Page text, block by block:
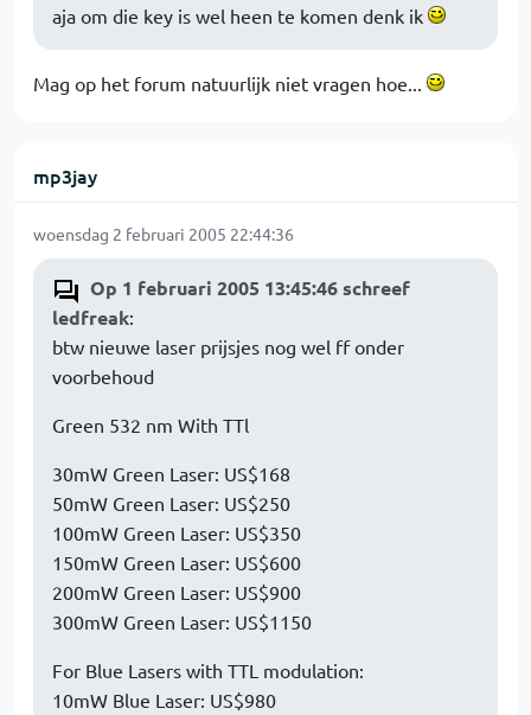
aja om die key is wel heen te komen denk ik
Mag op het forum natuurlijk niet vragen hoe...
mp3jay
woensdag 2 februari 2005 22:44:36
Op 1 februari 2005 13:45:46 schreef
ledfreak:
btw nieuwe laser prijsjes nog wel ff onder
voorbehoud
Green 532 nm With TTl
30mW Green Laser: US$168
50mW Green Laser: US$250
100mW Green Laser: US$350
150mW Green Laser: US$600
200mW Green Laser: US$900
300mW Green Laser: US$1150
For Blue Lasers with TTL modulation:
10mW Blue Laser: US$980